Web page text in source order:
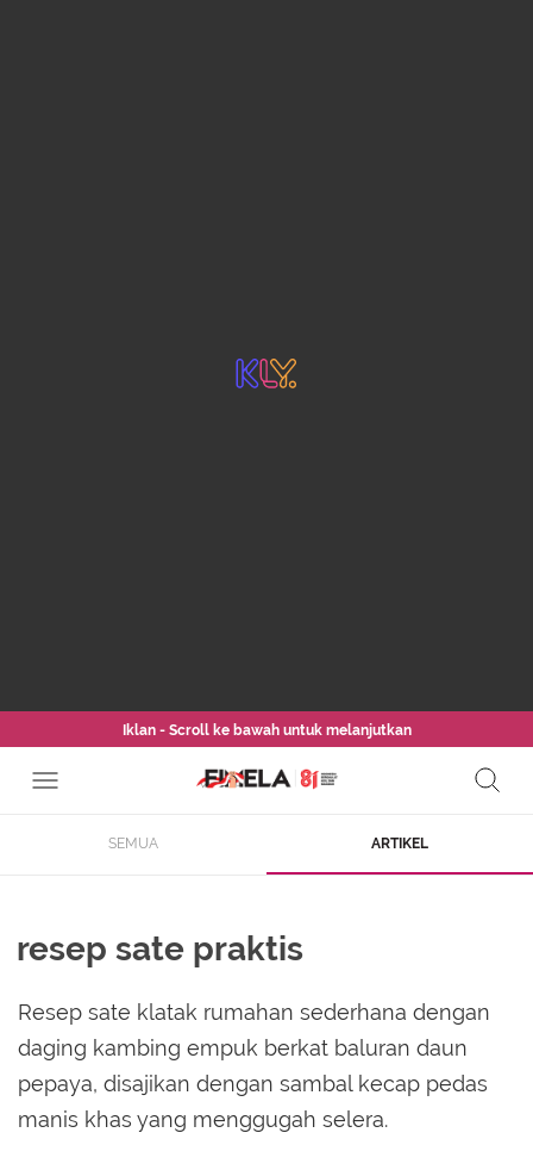
Iklan - Scroll ke bawah untuk melanjutkan
SEMUA ARTIKEL
resep sate praktis
Resep sate klatak rumahan sederhana dengan
daging kambing empuk berkat baluran daun
pepaya, disajikan dengan sambal kecap pedas
manis khas yang menggugah selera.